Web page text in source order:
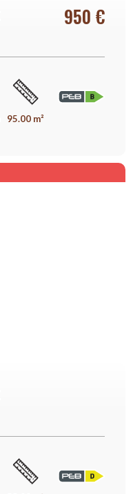
950 €
95.00 m²